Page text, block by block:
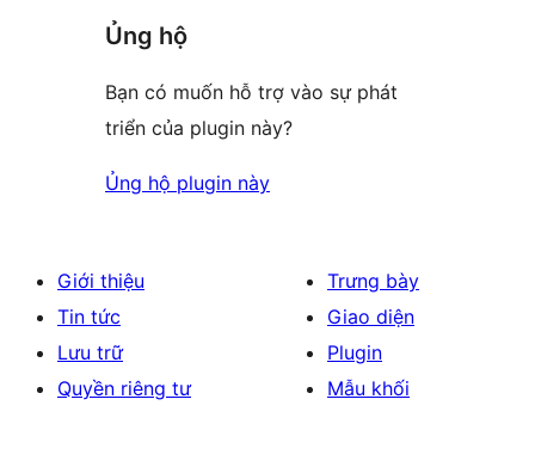
Ủng hộ
Bạn có muốn hỗ trợ vào sự phát
triển của plugin này?
Ủng hộ plugin này
Giới thiệu
Tin tức
Lưu trữ
Quyền riêng tư
Trưng bày
Giao diện
Plugin
Mẫu khối